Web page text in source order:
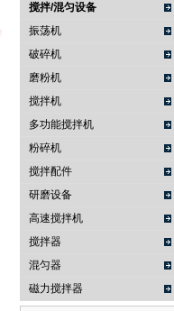
武汉提沃克科技有限公司
搅拌/混匀设备
振荡机
破碎机
磨粉机
搅拌机
多功能搅拌机
粉碎机
搅拌配件
研磨设备
高速搅拌机
搅拌器
混匀器
磁力搅拌器